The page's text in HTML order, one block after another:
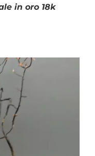
DETTAGLI
in oro 18k